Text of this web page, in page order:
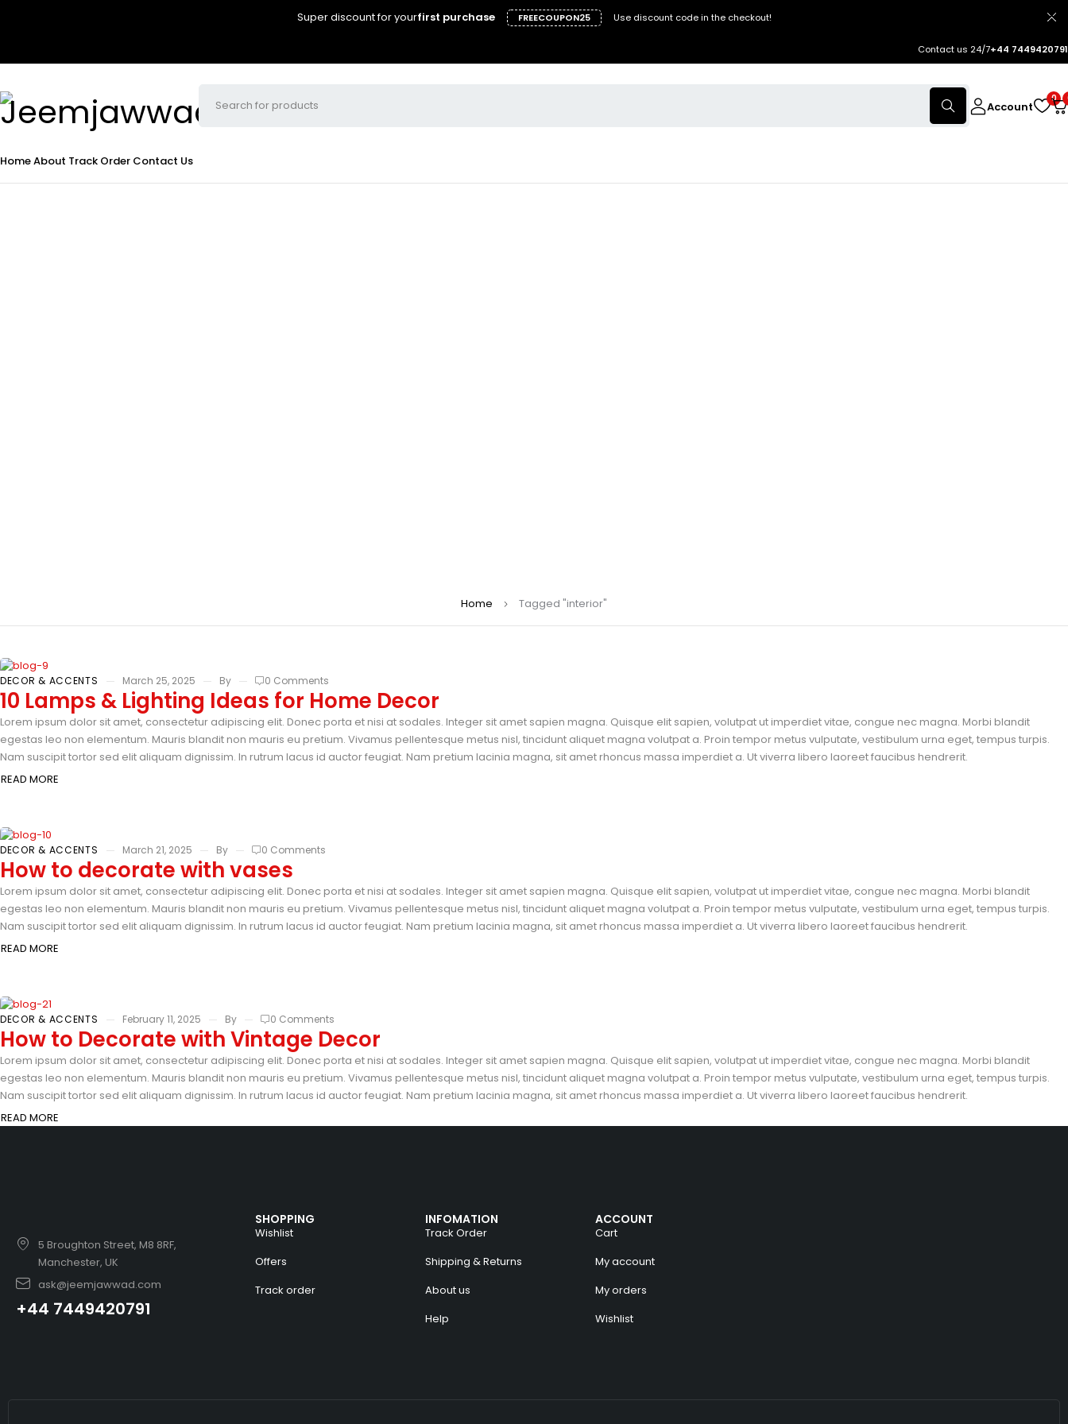
Super discount for yourfirst purchase FREECOUPON25 Use discount code in the checkout!
Contact us 24/7+44 7449420791
Account
0
HomeAbout Track Order Contact Us
Home Tagged "interior"
DECOR & ACCENTS March 25, 2025 By 0 Comments
10 Lamps & Lighting Ideas for Home Decor
Lorem ipsum dolor sit amet, consectetur adipiscing elit. Donec porta et nisi at sodales. Integer sit amet sapien magna. Quisque elit sapien, volutpat ut imperdiet vitae, congue nec magna. Morbi blandit
egestas leo non elementum. Mauris blandit non mauris eu pretium. Vivamus pellentesque metus nisl, tincidunt aliquet magna volutpat a. Proin tempor metus vulputate, vestibulum urna eget, tempus turpis.
Nam suscipit tortor sed elit aliquam dignissim. In rutrum lacus id auctor feugiat. Nam pretium lacinia magna, sit amet rhoncus massa imperdiet a. Ut viverra libero laoreet faucibus hendrerit.
READ MORE
DECOR & ACCENTS March 21, 2025 By 0 Comments
How to decorate with vases
Lorem ipsum dolor sit amet, consectetur adipiscing elit. Donec porta et nisi at sodales. Integer sit amet sapien magna. Quisque elit sapien, volutpat ut imperdiet vitae, congue nec magna. Morbi blandit
egestas leo non elementum. Mauris blandit non mauris eu pretium. Vivamus pellentesque metus nisl, tincidunt aliquet magna volutpat a. Proin tempor metus vulputate, vestibulum urna eget, tempus turpis.
Nam suscipit tortor sed elit aliquam dignissim. In rutrum lacus id auctor feugiat. Nam pretium lacinia magna, sit amet rhoncus massa imperdiet a. Ut viverra libero laoreet faucibus hendrerit.
READ MORE
DECOR & ACCENTS February 11, 2025 By 0 Comments
How to Decorate with Vintage Decor
Lorem ipsum dolor sit amet, consectetur adipiscing elit. Donec porta et nisi at sodales. Integer sit amet sapien magna. Quisque elit sapien, volutpat ut imperdiet vitae, congue nec magna. Morbi blandit
egestas leo non elementum. Mauris blandit non mauris eu pretium. Vivamus pellentesque metus nisl, tincidunt aliquet magna volutpat a. Proin tempor metus vulputate, vestibulum urna eget, tempus turpis.
Nam suscipit tortor sed elit aliquam dignissim. In rutrum lacus id auctor feugiat. Nam pretium lacinia magna, sit amet rhoncus massa imperdiet a. Ut viverra libero laoreet faucibus hendrerit.
READ MORE
5 Broughton Street, M8 8RF,
Manchester, UK
ask@jeemjawwad.com
+44 7449420791
SHOPPING
Wishlist
Offers
Track order
INFOMATION
Track Order
Shipping & Returns
About us
Help
ACCOUNT
Cart
My account
My orders
Wishlist